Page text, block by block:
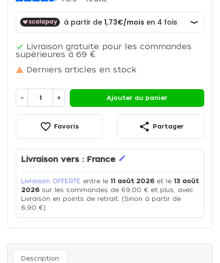
 Livraison gratuite pour les commandes
supérieures à 69 €
 Derniers articles en stock
− + Ajouter au panier
favorite_border Favoris share Partager
Livraison vers : France edit
Livraison OFFERTE entre le 11 août 2026et le 13 août
2026sur les commandes de 69,00 € et plus, avec
Livraison en points de retrait. (Sinon à partir de
6,90 €)
Description